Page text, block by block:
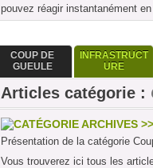
pouvez réagir instantanément
COUP DE
GUEULE
INFRASTRUCT
URE
Articles catégorie :
CATÉGORIE ARCHIVES
Présentation de la catégorie
Vous trouverez ici tous les